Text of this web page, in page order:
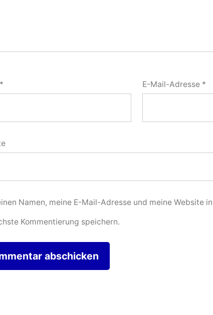
* E-Mail-Adresse *
Namen, meine E-Mail-Adresse und meine Website
Kommentierung speichern.